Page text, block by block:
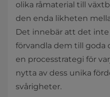
olika råmaterial till
den enda likheten
Det innebär att det
förvandla dem till goda
en processtrategi för
nytta av dess unika
svårigheter.